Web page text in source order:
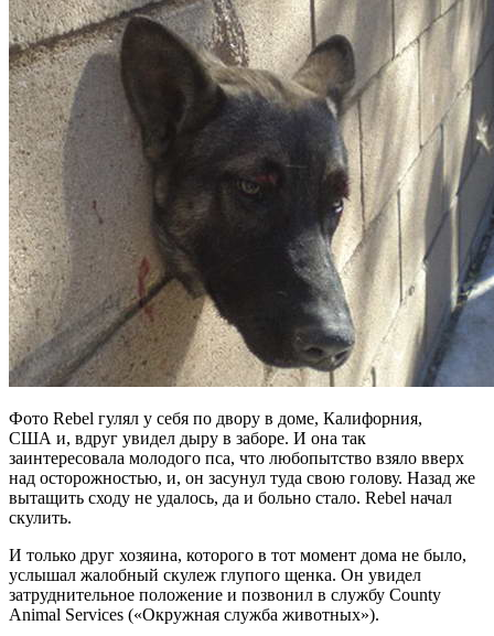
Фото Rebel гулял у себя по двору в доме, Калифорния,
США и, вдруг увидел дыру в заборе. И она так
заинтересовала молодого пса, что любопытство взяло вверх
над осторожностью, и, он засунул туда свою голову. Назад же
вытащить сходу не удалось, да и больно стало. Rebel начал
скулить.
И только друг хозяина, которого в тот момент дома не было,
услышал жалобный скулеж глупого щенка. Он увидел
затруднительное положение и позвонил в службу County
Animal Services («Окружная служба животных»).